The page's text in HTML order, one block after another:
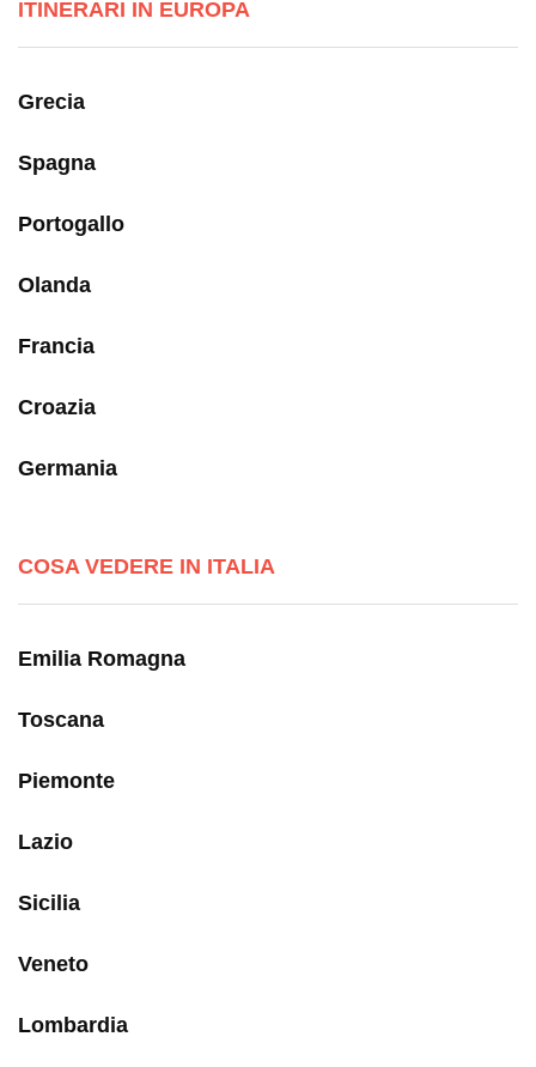
ITINERARI IN EUROPA
Grecia
Spagna
Portogallo
Olanda
Francia
Croazia
Germania
COSA VEDERE IN ITALIA
Emilia Romagna
Toscana
Piemonte
Lazio
Sicilia
Veneto
Lombardia